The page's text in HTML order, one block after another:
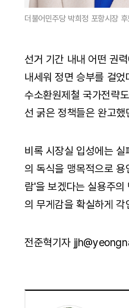
더불어민주당 박희정 포항시장 후
선거 기간 내내 어떤 권
내세워 정면 승부를 걸
수소환원제철 국가전략
선 굵은 정책들은 완고
비록 시장실 입성에는
의 독식을 맹목적으로
람'을 보겠다는 실용주의
의 무게감을 확실하게 각
전준혁기자